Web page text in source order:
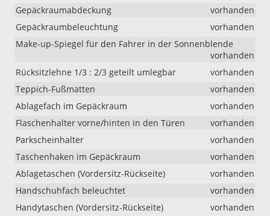
Gepäckraumabdeckung
vorhanden
Gepäckraumbeleuchtung
vorhanden
Make-up-Spiegel für den Fahrer in der Sonnenblende
vorhanden
Rücksitzlehne 1/3 : 2/3 geteilt umlegbar
vorhanden
Teppich-Fußmatten
vorhanden
Ablagefach im Gepäckraum
vorhanden
Flaschenhalter vorne/hinten in den Türen
vorhanden
Parkscheinhalter
vorhanden
Taschenhaken im Gepäckraum
vorhanden
Ablagetaschen (Vordersitz-Rückseite)
vorhanden
Handschuhfach beleuchtet
vorhanden
Handytaschen (Vordersitz-Rückseite)
vorhanden